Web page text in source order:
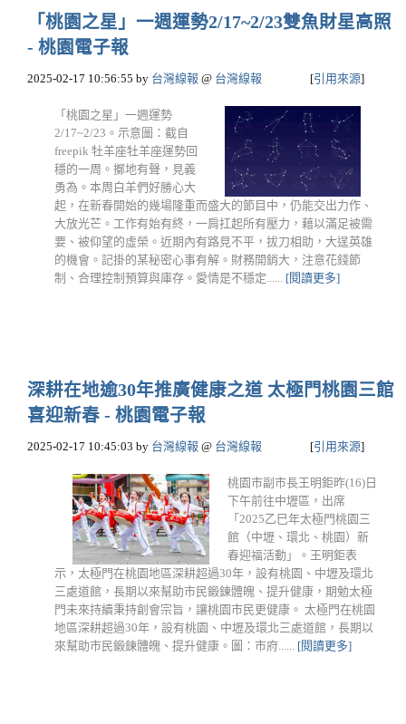
「桃園之星」一週運勢2/17~2/23雙魚財星高照
- 桃園電子報
2025-02-17 10:56:55 by 台灣線報 @ 台灣線報 [引用來源]
「桃園之星」一週運勢
2/17~2/23。示意圖：截自
freepik 牡羊座牡羊座運勢回
穩的一周。擲地有聲，見義
勇為。本周白羊們好勝心大
起，在新春開始的幾場隆重而盛大的節目中，仍能交出力作、
大放光芒。工作有始有終，一肩扛起所有壓力，藉以滿足被需
要、被仰望的虛榮。近期內有路見不平，拔刀相助，大逞英雄
的機會。記掛的某秘密心事有解。財務開銷大，注意花錢節
制、合理控制預算與庫存。愛情是不穩定...... [閱讀更多]
深耕在地逾30年推廣健康之道 太極門桃園三館
喜迎新春 - 桃園電子報
2025-02-17 10:45:03 by 台灣線報 @ 台灣線報 [引用來源]
桃園市副市長王明鉅昨(16)日
下午前往中壢區，出席
「2025乙巳年太極門桃園三
館（中壢、環北、桃園）新
春迎福活動」。王明鉅表
示，太極門在桃園地區深耕超過30年，設有桃園、中壢及環北
三處道館，長期以來幫助市民鍛鍊體魄、提升健康，期勉太極
門未來持續秉持創會宗旨，讓桃園市民更健康。 太極門在桃園
地區深耕超過30年，設有桃園、中壢及環北三處道館，長期以
來幫助市民鍛鍊體魄、提升健康。圖：市府...... [閱讀更多]